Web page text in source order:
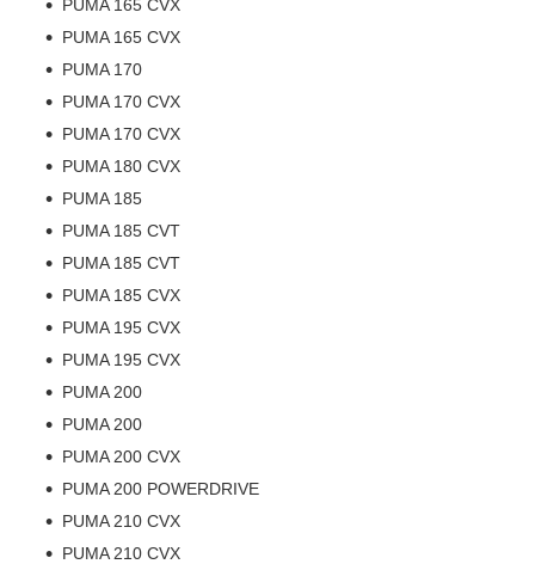
PUMA 165 CVX
PUMA 165 CVX
PUMA 170
PUMA 170 CVX
PUMA 170 CVX
PUMA 180 CVX
PUMA 185
PUMA 185 CVT
PUMA 185 CVT
PUMA 185 CVX
PUMA 195 CVX
PUMA 195 CVX
PUMA 200
PUMA 200
PUMA 200 CVX
PUMA 200 POWERDRIVE
PUMA 210 CVX
PUMA 210 CVX